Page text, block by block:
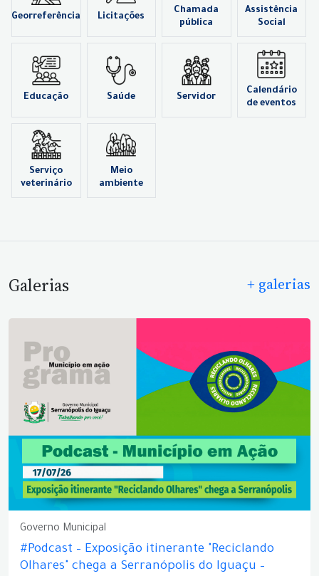
Georreferência Licitações
Chamada
pública
Assistência
Social
Educação Saúde Servidor
Calendário
de eventos
Serviço
veterinário
Meio
ambiente
Galerias + galerias
Governo Municipal
#Podcast – Exposição itinerante "Reciclando
Olhares" chega a Serranópolis do Iguaçu –